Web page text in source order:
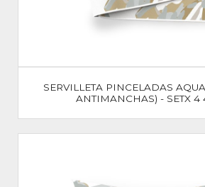
SERVILLETA PINCELADAS
ANTIMANCHAS) - SETX 4